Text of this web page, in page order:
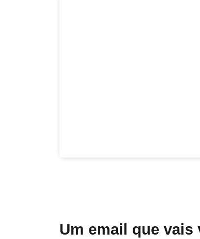
Um email que vais